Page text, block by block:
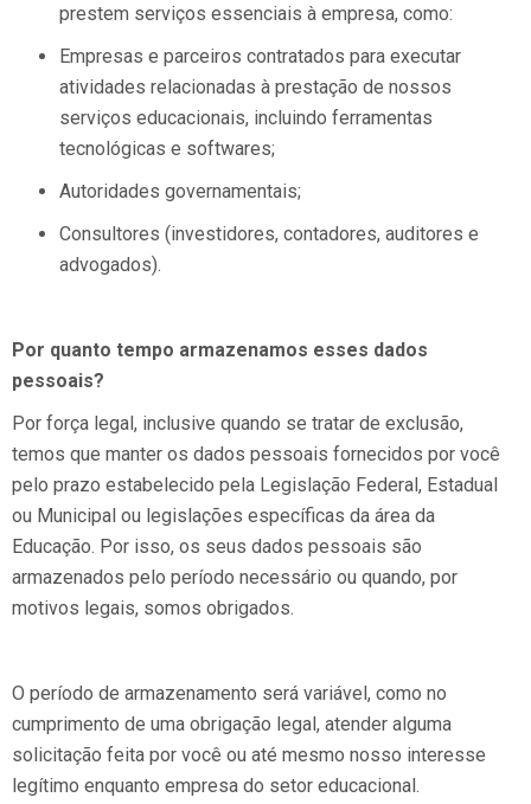
prestem serviços essenciais à empresa, como:
Empresas e parceiros contratados para executar
atividades relacionadas à prestação de nossos
serviços educacionais, incluindo ferramentas
tecnológicas e softwares;
Autoridades governamentais;
Consultores (investidores, contadores, auditores e
advogados).
Por quanto tempo armazenamos esses dados
pessoais?
Por força legal, inclusive quando se tratar de exclusão,
temos que manter os dados pessoais fornecidos por você
pelo prazo estabelecido pela Legislação Federal, Estadual
ou Municipal ou legislações específicas da área da
Educação. Por isso, os seus dados pessoais são
armazenados pelo período necessário ou quando, por
motivos legais, somos obrigados.
O período de armazenamento será variável, como no
cumprimento de uma obrigação legal, atender alguma
solicitação feita por você ou até mesmo nosso interesse
legítimo enquanto empresa do setor educacional.